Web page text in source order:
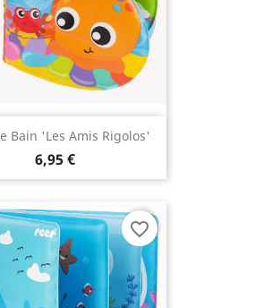
Bain 'les Amis Rigolos'
6,95 €
favorite_border